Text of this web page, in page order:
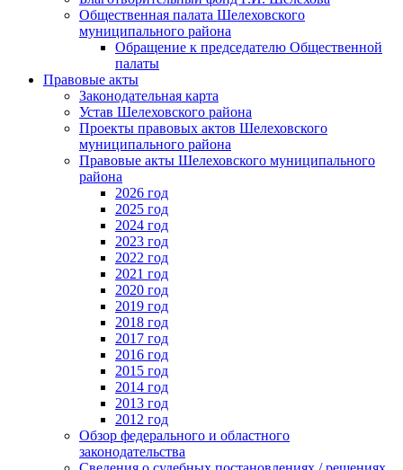
Общественная палата Шелеховского
муниципального района
Обращение к председателю Общественной
палаты
Правовые акты
Законодательная карта
Устав Шелеховского района
Проекты правовых актов Шелеховского
муниципального района
Правовые акты Шелеховского муниципального
района
2026 год
2025 год
2024 год
2023 год
2022 год
2021 год
2020 год
2019 год
2018 год
2017 год
2016 год
2015 год
2014 год
2013 год
2012 год
Обзор федерального и областного
законодательства